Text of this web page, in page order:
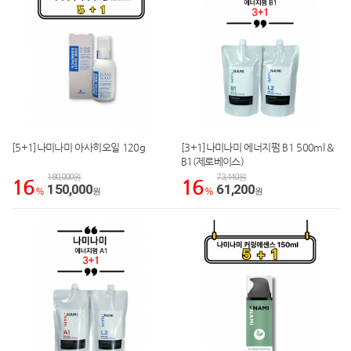
[5+1]나미나미 아사히오일 120g
16 %
180,000원
150,000원
[3+1]나미나미 에너지펌 B1 500ml &
B1(제로베이스)
16 %
73,440원
61,200원